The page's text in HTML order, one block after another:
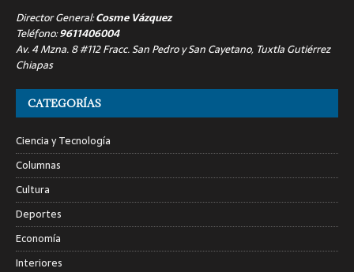
Director General:Cosme Vázquez
Teléfono:9611406004
Av. 4 Mzna. 8 #112 Fracc. San Pedro y San Cayetano, Tuxtla Gutiérrez
Chiapas
CATEGORÍAS
Ciencia y Tecnología
Columnas
Cultura
Deportes
Economía
Interiores